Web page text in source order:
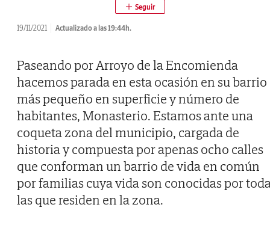
19/11/2021 Actualizado a las 19:44h.
Paseando por Arroyo de la Encomienda
hacemos parada en esta ocasión en su barrio
más pequeño en superficie y número de
habitantes, Monasterio. Estamos ante una
coqueta zona del municipio, cargada de
historia y compuesta por apenas ocho calles
que conforman un barrio de vida en común
por familias cuya vida son conocidas por
las que residen en la zona.